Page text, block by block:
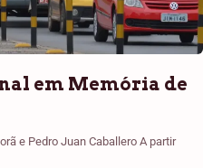
em Memória de
e Pedro Juan Caballero A partir